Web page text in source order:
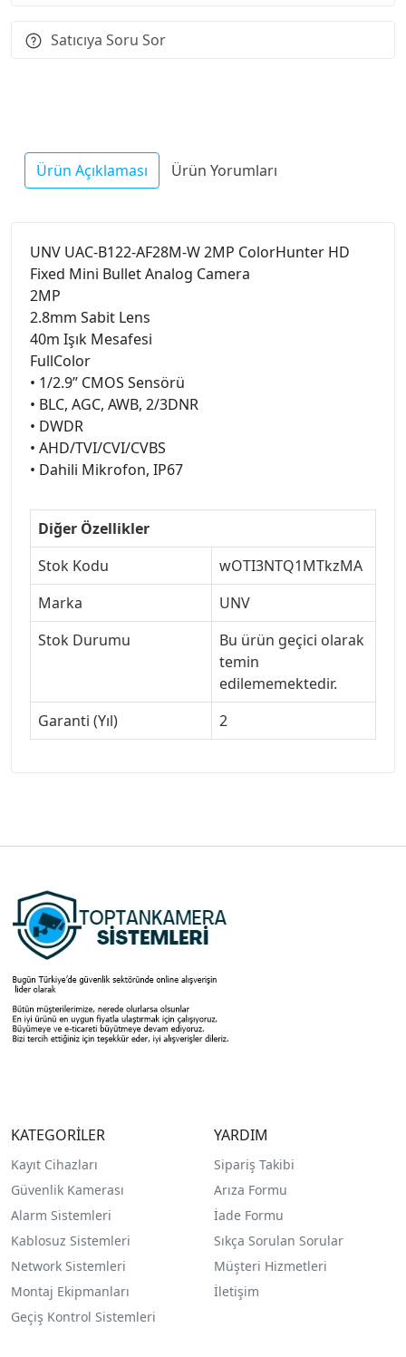
Satıcıya Soru Sor
Ürün Açıklaması Ürün Yorumları
UNV UAC-B122-AF28M-W 2MP ColorHunter HD
Fixed Mini Bullet Analog Camera
2MP
2.8mm Sabit Lens
40m Işık Mesafesi
FullColor
• 1/2.9” CMOS Sensörü
• BLC, AGC, AWB, 2/3DNR
• DWDR
• AHD/TVI/CVI/CVBS
• Dahili Mikrofon, IP67
Diğer Özellikler
Stok Kodu
wOTI3NTQ1MTkzMA
Marka
UNV
Stok Durumu
Bu ürün geçici olarak
temin
edilememektedir.
Garanti (Yıl)
2
KATEGORİLER
Kayıt Cihazları
Güvenlik Kamerası
Alarm Sistemleri
Kablosuz Sistemleri
Network Sistemleri
Montaj Ekipmanları
Geçiş Kontrol Sistemleri
YARDIM
Sipariş Takibi
Arıza Formu
İade Formu
Sıkça Sorulan Sorular
Müşteri Hizmetleri
İletişim